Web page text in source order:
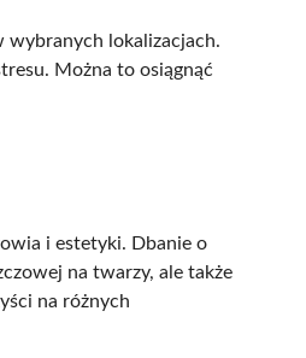
wybranych lokalizacjach.
Można to osiągnąć
i estetyki. Dbanie o
na twarzy, ale także
na różnych